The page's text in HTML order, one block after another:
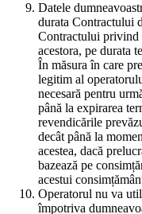
Datele
durata Contractului
Contractului privind
acestora, pe durata
În măsura în care
legitim al
necesară pentru
până la expirarea
revendicările
decât până la
acestea, dacă
bazează pe
acestui
Operatorul nu va
împotriva